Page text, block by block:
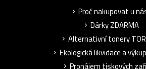
Proč nakupovat u
Dárky ZDARMA
Alternativní tonery
Ekologická likvidace a
Pronájem tiskových